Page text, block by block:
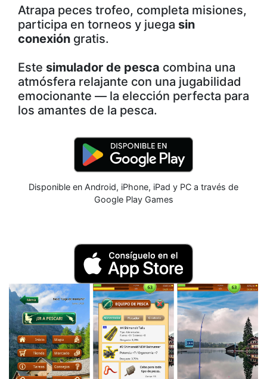
Atrapa peces trofeo, completa misiones,
participa en torneos y juega sin
conexión gratis.
Este simulador de pesca combina una
atmósfera relajante con una jugabilidad
emocionante — la elección perfecta para
los amantes de la pesca.
Disponible en Android, iPhone, iPad y PC a través de
Google Play Games